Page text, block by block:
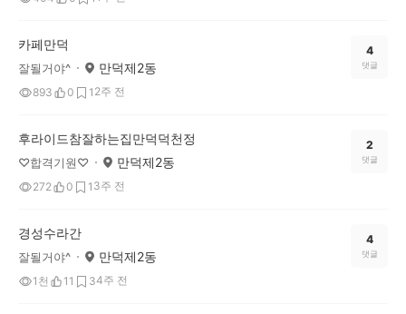
카페만덕
잘될거야^ 만덕제2동
893 0 1 2주 전
4
댓글
후라이드참잘하는집만덕덕천정
♡합격기원♡ 만덕제2동
272 0 1 3주 전
2
댓글
경성수라간
잘될거야^ 만덕제2동
1천 11 34주 전
4
댓글